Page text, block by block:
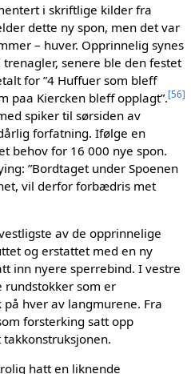
i skriftlige kilder fra
dette ny spon, men det var
– huver. Opprinnelig synes
senere ble den festet
for ”4 Huffuer som bleff
paa Kiercken bleff opplagt”.[56]
spiker til sørsiden av
forfatning. Ifølge en
behov for 16 000 nye spon.
”Bordtaget under Spoenen
vil derfor forbædris met
av de opprinnelige
og erstattet med en ny
inn nyere sperrebind. I vestre
som er
hver av langmurene. Fra
forsterking satt opp
hatt en liknende